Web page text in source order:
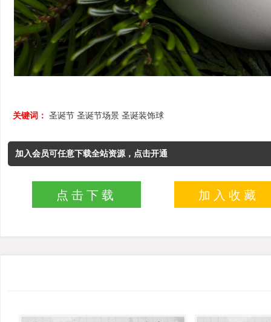
关键词： 圣诞节 圣诞节场景 圣诞装饰球
加入会员可任意下载全站资源，点击开通
点击下载 加入收藏